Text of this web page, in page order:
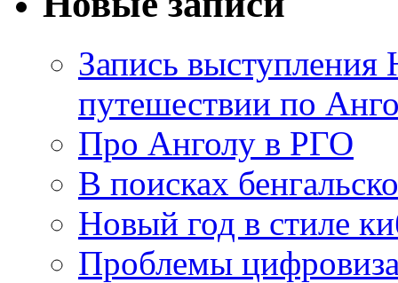
Запись
путешествии по
Про Анголу в РГО
В поисках
Новый год в стиле
Проблемы